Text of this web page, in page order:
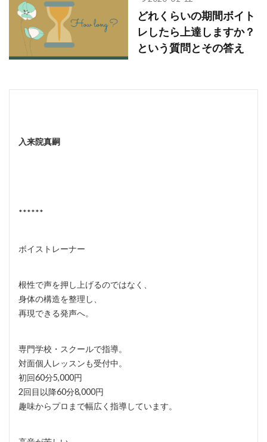
どれくらいの期間ボイト
レしたら上達しますか？
という質問とその答え
入来院真嗣
******
ボイストレーナー
根性で声を押し上げるのではなく、
身体の構造を整理し、
再現できる発声へ。
専門学校・スクールで指導。
対面個人レッスンも受付中。
初回60分5,000円
2回目以降60分8,000円
趣味からプロまで幅広く指導しています。